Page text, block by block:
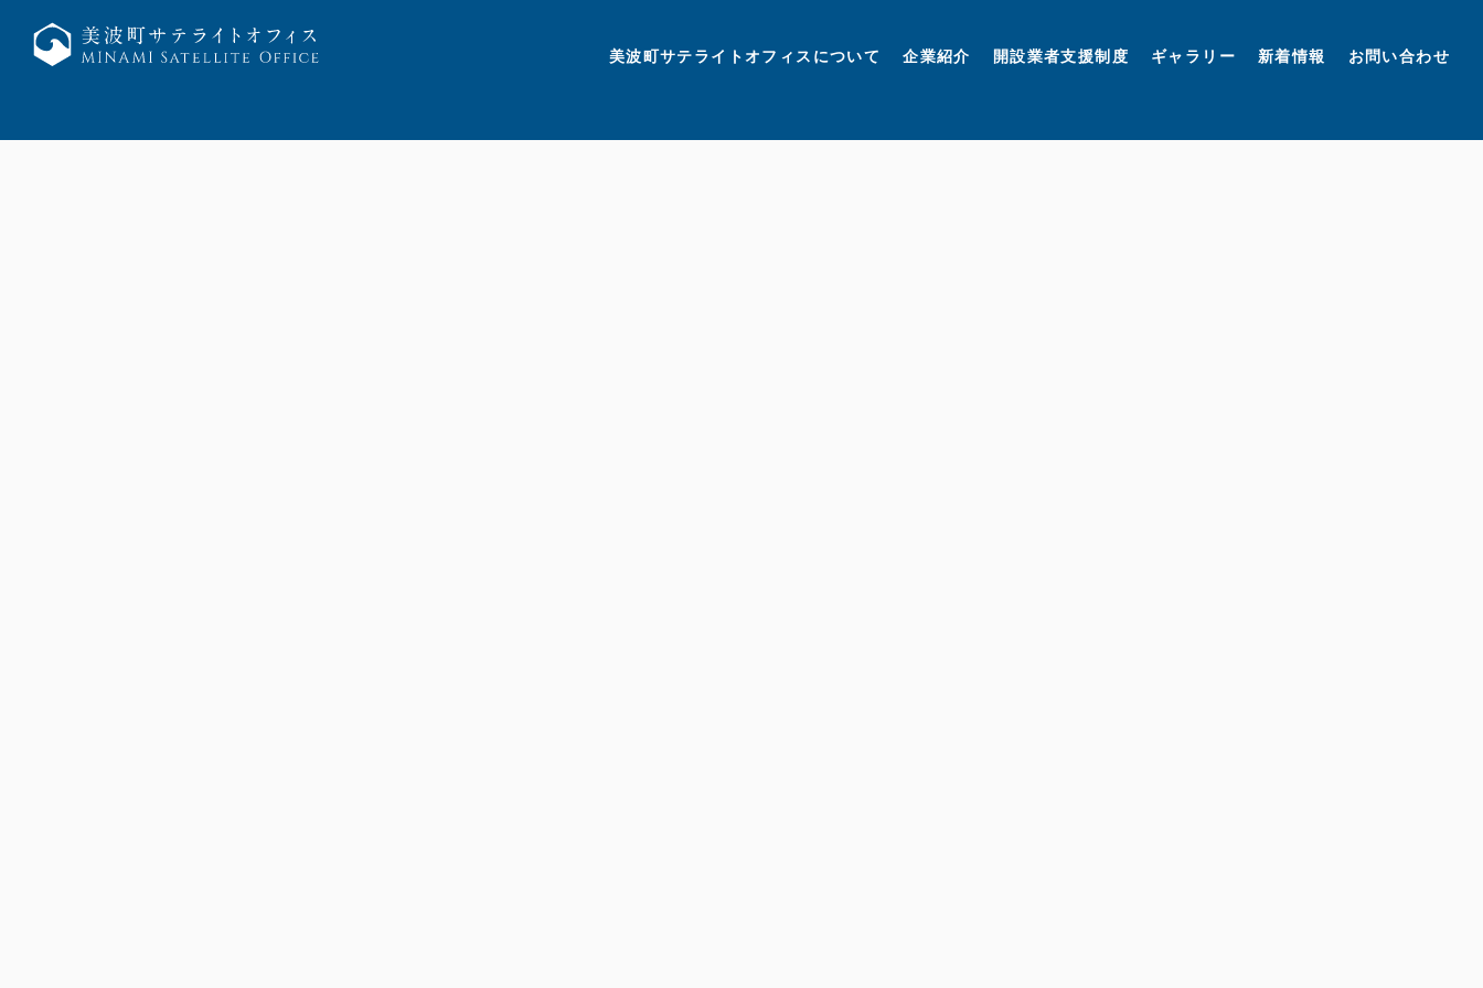
美波町サテライトオフィスについて 企業紹介 開設業者支援制度 ギャラリー 新着情報 お問い合わせ
美波町 ミナミマリンラボ
個人情報保護方針